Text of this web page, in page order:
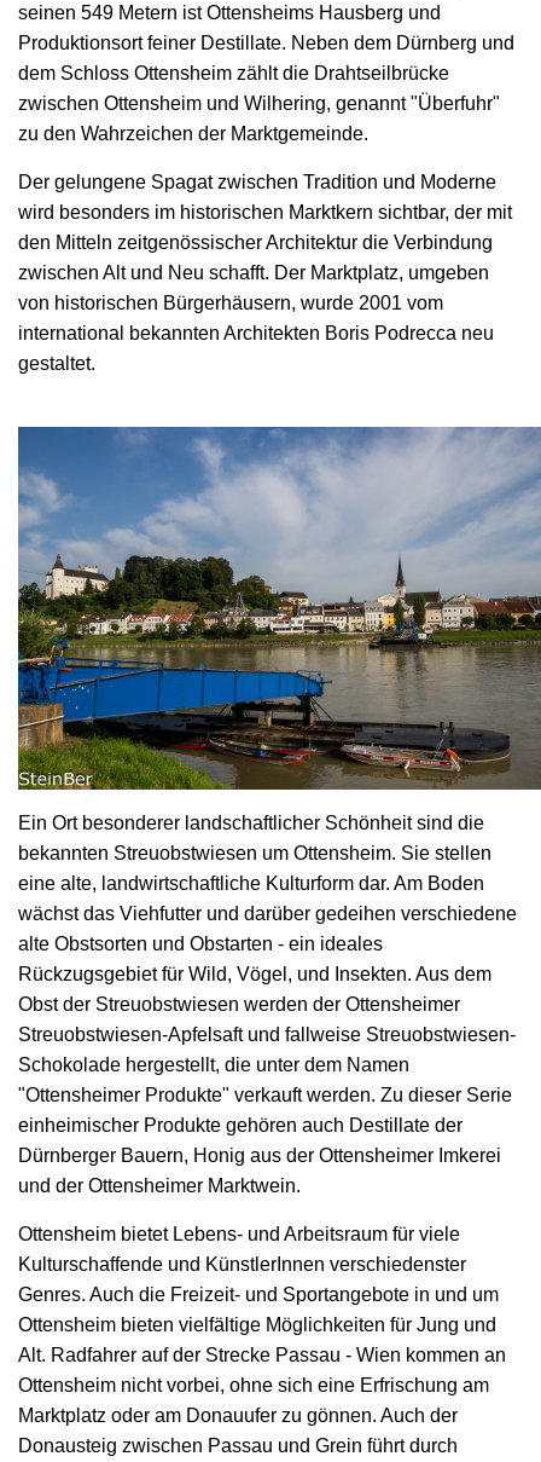
seinen 549 Metern ist Ottensheims Hausberg und
Produktionsort feiner Destillate. Neben dem Dürnberg und
dem Schloss Ottensheim zählt die Drahtseilbrücke
zwischen Ottensheim und Wilhering, genannt "Überfuhr"
zu den Wahrzeichen der Marktgemeinde.
Der gelungene Spagat zwischen Tradition und Moderne
wird besonders im historischen Marktkern sichtbar, der mit
den Mitteln zeitgenössischer Architektur die Verbindung
zwischen Alt und Neu schafft. Der Marktplatz, umgeben
von historischen Bürgerhäusern, wurde 2001 vom
international bekannten Architekten Boris Podrecca neu
gestaltet.
Ein Ort besonderer landschaftlicher Schönheit sind die
bekannten Streuobstwiesen um Ottensheim. Sie stellen
eine alte, landwirtschaftliche Kulturform dar. Am Boden
wächst das Viehfutter und darüber gedeihen verschiedene
alte Obstsorten und Obstarten - ein ideales
Rückzugsgebiet für Wild, Vögel, und Insekten. Aus dem
Obst der Streuobstwiesen werden der Ottensheimer
Streuobstwiesen-Apfelsaft und fallweise Streuobstwiesen-
Schokolade hergestellt, die unter dem Namen
"Ottensheimer Produkte" verkauft werden. Zu dieser Serie
einheimischer Produkte gehören auch Destillate der
Dürnberger Bauern, Honig aus der Ottensheimer Imkerei
und der Ottensheimer Marktwein.
Ottensheim bietet Lebens- und Arbeitsraum für viele
Kulturschaffende und KünstlerInnen verschiedenster
Genres. Auch die Freizeit- und Sportangebote in und um
Ottensheim bieten vielfältige Möglichkeiten für Jung und
Alt. Radfahrer auf der Strecke Passau - Wien kommen an
Ottensheim nicht vorbei, ohne sich eine Erfrischung am
Marktplatz oder am Donauufer zu gönnen. Auch der
Donausteig zwischen Passau und Grein führt durch